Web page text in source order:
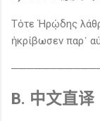
Τότε Ἡρῴδης
ἠκρίβωσεν παρ᾽
B. 中文直译